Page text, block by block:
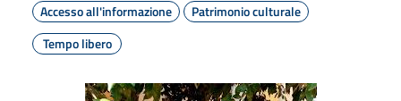
Accesso all'informazione
Patrimonio culturale
Tempo libero